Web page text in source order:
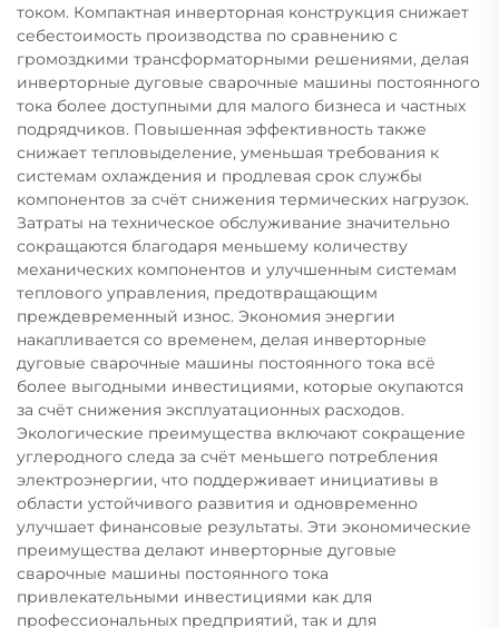
током. Компактная инверторная конструкция снижает
себестоимость производства по сравнению с
громоздкими трансформаторными решениями, делая
инверторные дуговые сварочные машины постоянного
тока более доступными для малого бизнеса и частных
подрядчиков. Повышенная эффективность также
снижает тепловыделение, уменьшая требования к
системам охлаждения и продлевая срок службы
компонентов за счёт снижения термических нагрузок.
Затраты на техническое обслуживание значительно
сокращаются благодаря меньшему количеству
механических компонентов и улучшенным системам
теплового управления, предотвращающим
преждевременный износ. Экономия энергии
накапливается со временем, делая инверторные
дуговые сварочные машины постоянного тока всё
более выгодными инвестициями, которые окупаются
за счёт снижения эксплуатационных расходов.
Экологические преимущества включают сокращение
углеродного следа за счёт меньшего потребления
электроэнергии, что поддерживает инициативы в
области устойчивого развития и одновременно
улучшает финансовые результаты. Эти экономические
преимущества делают инверторные дуговые
сварочные машины постоянного тока
привлекательными инвестициями как для
профессиональных предприятий, так и для